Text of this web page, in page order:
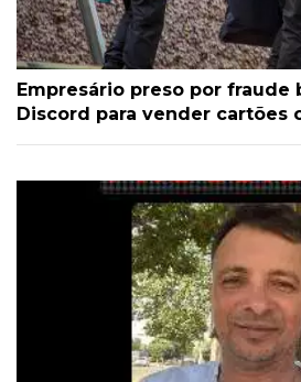
Empresário preso por fraude
Discord para vender cartões